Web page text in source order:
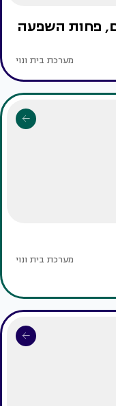
פחות השפעה
מערכת בית ונוי
מערכת בית ונוי